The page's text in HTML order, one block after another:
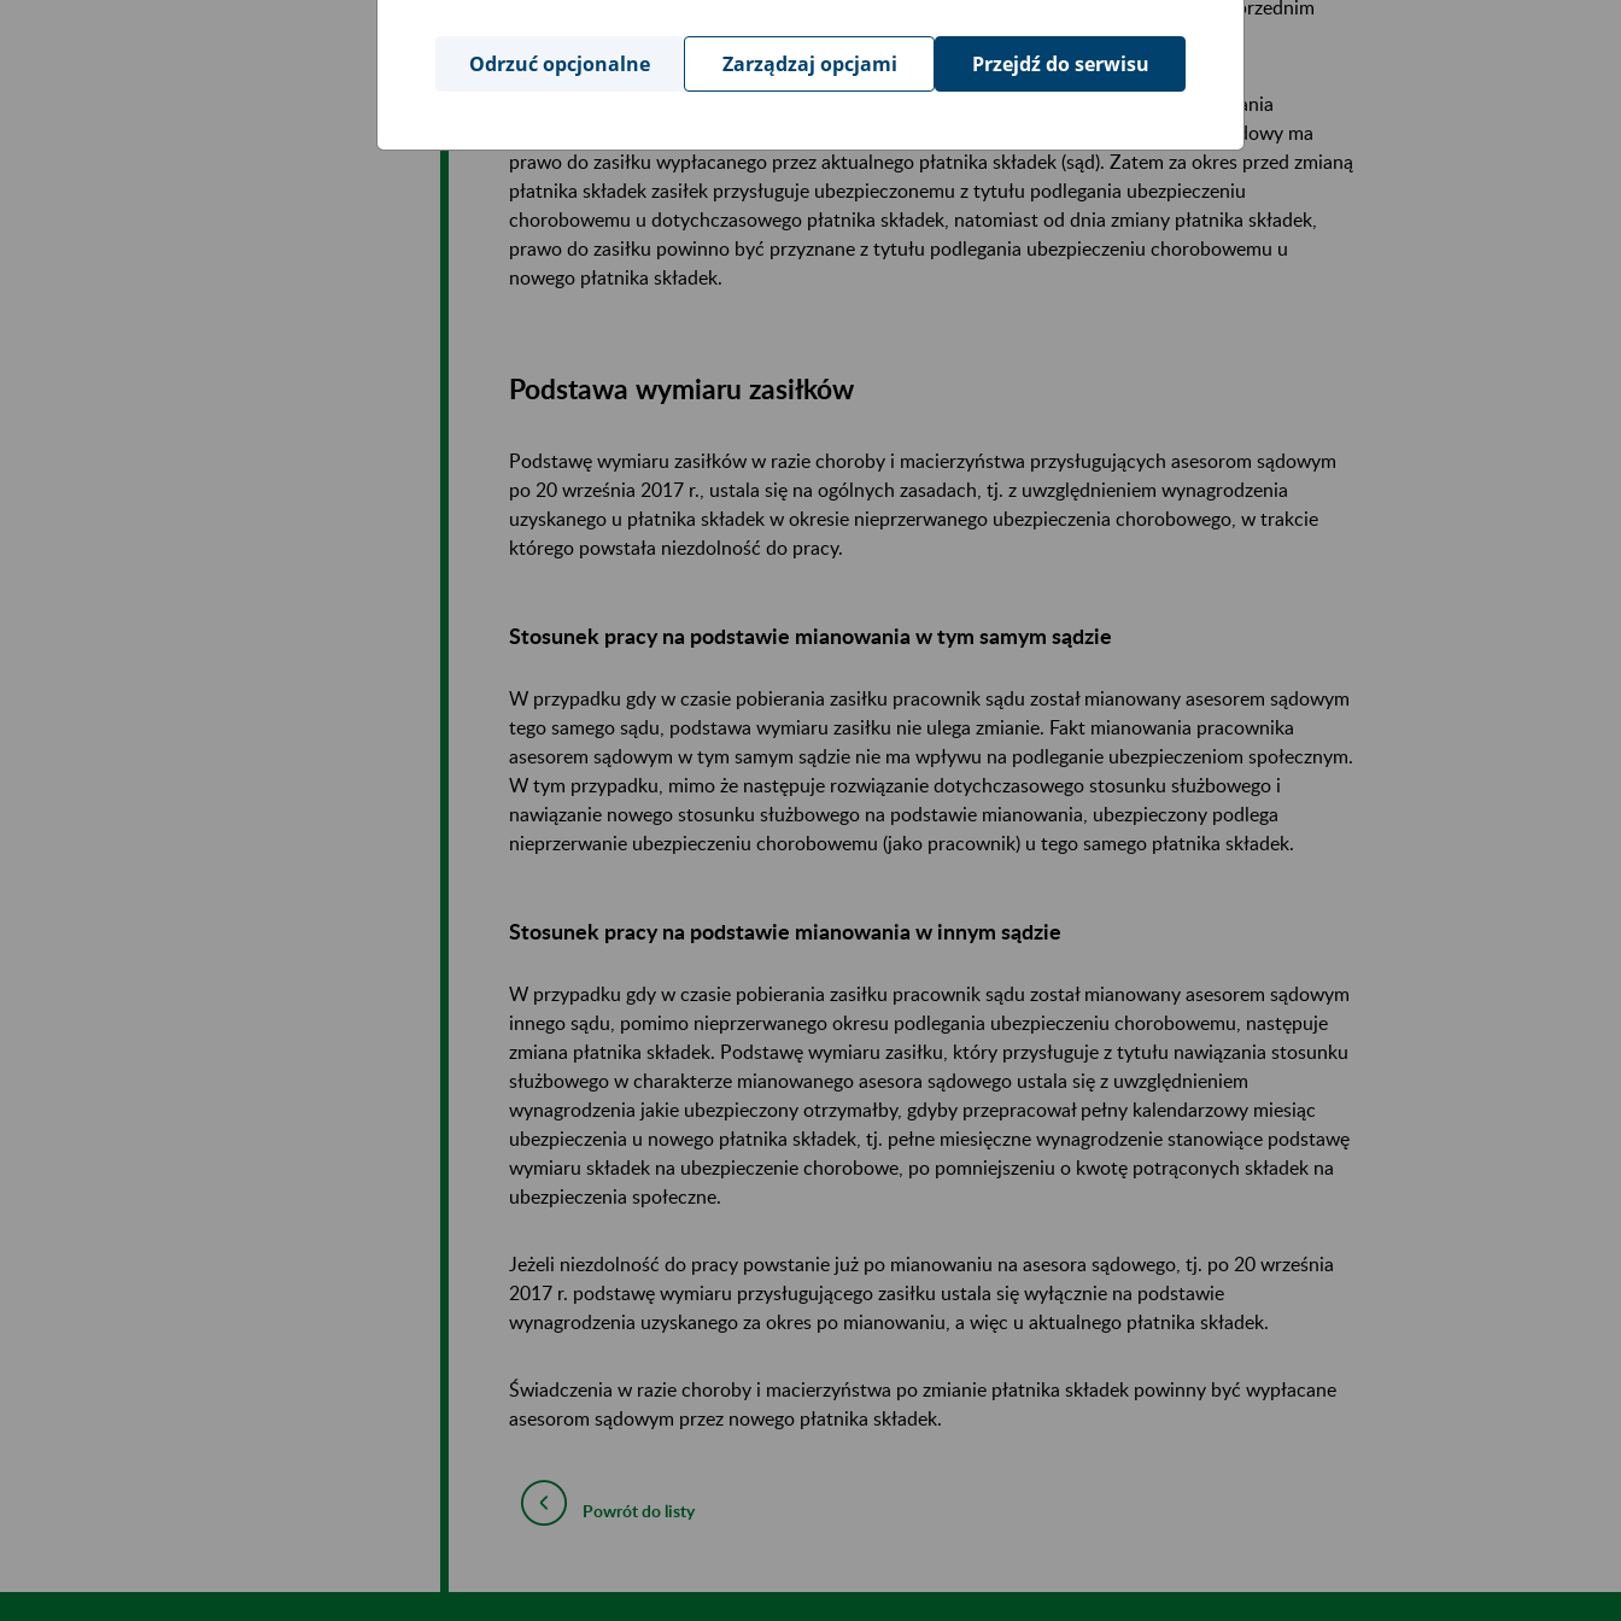
okres pomniejszony o okres urlopu wykorzystanego u poprzedniego pracodawcy (w poprzednim
Jeżeli pracownik został mianowany asesorem sądowym w innym sądzie w czasie pobierania
pozostałych świadczeń w razie choroby i macierzyństwa od dnia mianowania asesor sądowy ma
prawo do zasiłku wypłacanego przez aktualnego płatnika składek (sąd). Zatem za okres przed zmianą
płatnika składek zasiłek przysługuje ubezpieczonemu z tytułu podlegania ubezpieczeniu
chorobowemu u dotychczasowego płatnika składek, natomiast od dnia zmiany płatnika składek,
prawo do zasiłku powinno być przyznane z tytułu podlegania ubezpieczeniu chorobowemu u
nowego płatnika składek.
Podstawa wymiaru zasiłków
Podstawę wymiaru zasiłków w razie choroby i macierzyństwa przysługujących asesorom sądowym
po 20 września 2017 r., ustala się na ogólnych zasadach, tj. z uwzględnieniem wynagrodzenia
uzyskanego u płatnika składek w okresie nieprzerwanego ubezpieczenia chorobowego, w trakcie
którego powstała niezdolność do pracy.
Stosunek pracy na podstawie mianowania w tym samym sądzie
W przypadku gdy w czasie pobierania zasiłku pracownik sądu został mianowany asesorem sądowym
tego samego sądu, podstawa wymiaru zasiłku nie ulega zmianie. Fakt mianowania pracownika
asesorem sądowym w tym samym sądzie nie ma wpływu na podleganie ubezpieczeniom społecznym.
W tym przypadku, mimo że następuje rozwiązanie dotychczasowego stosunku służbowego i
nawiązanie nowego stosunku służbowego na podstawie mianowania, ubezpieczony podlega
nieprzerwanie ubezpieczeniu chorobowemu (jako pracownik) u tego samego płatnika składek.
Stosunek pracy na podstawie mianowania w innym sądzie
W przypadku gdy w czasie pobierania zasiłku pracownik sądu został mianowany asesorem sądowym
innego sądu, pomimo nieprzerwanego okresu podlegania ubezpieczeniu chorobowemu, następuje
zmiana płatnika składek. Podstawę wymiaru zasiłku, który przysługuje z tytułu nawiązania stosunku
służbowego w charakterze mianowanego asesora sądowego ustala się z uwzględnieniem
wynagrodzenia jakie ubezpieczony otrzymałby, gdyby przepracował pełny kalendarzowy miesiąc
ubezpieczenia u nowego płatnika składek, tj. pełne miesięczne wynagrodzenie stanowiące podstawę
wymiaru składek na ubezpieczenie chorobowe, po pomniejszeniu o kwotę potrąconych składek na
ubezpieczenia społeczne.
Jeżeli niezdolność do pracy powstanie już po mianowaniu na asesora sądowego, tj. po 20 września
2017 r. podstawę wymiaru przysługującego zasiłku ustala się wyłącznie na podstawie
wynagrodzenia uzyskanego za okres po mianowaniu, a więc u aktualnego płatnika składek.
Świadczenia w razie choroby i macierzyństwa po zmianie płatnika składek powinny być wypłacane
asesorom sądowym przez nowego płatnika składek.
Powrót do listy
Odrzuć opcjonalne Zarządzaj opcjami Przejdź do serwisu